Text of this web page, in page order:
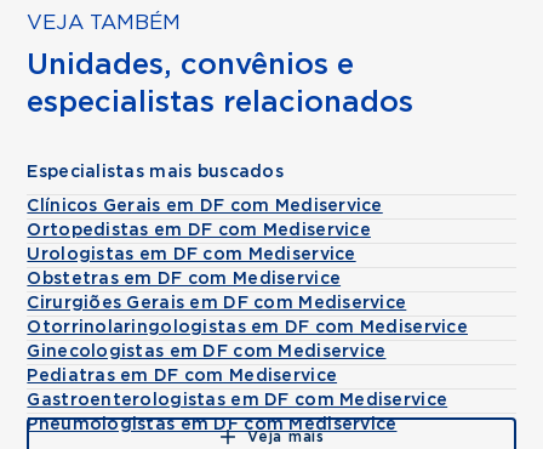
VEJA TAMBÉM
Unidades, convênios e
especialistas relacionados
Especialistas mais buscados
Clínicos Gerais em DF com Mediservice
Ortopedistas em DF com Mediservice
Urologistas em DF com Mediservice
Obstetras em DF com Mediservice
Cirurgiões Gerais em DF com Mediservice
Otorrinolaringologistas em DF com Mediservice
Ginecologistas em DF com Mediservice
Pediatras em DF com Mediservice
Gastroenterologistas em DF com Mediservice
Pneumologistas em DF com Mediservice
Veja mais